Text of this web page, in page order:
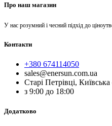
Про наш магазин
У нас розумний і чесний підхід до
Контакти
+380 674114050
sales@enersun.com.ua
Старі Петрівці, Київська
з 9:00 до 18:00
Додатково